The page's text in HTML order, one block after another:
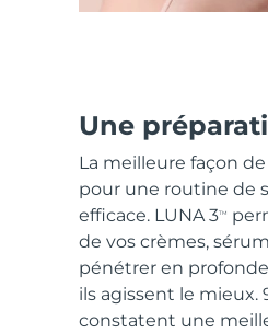
Une
La meilleure façon
pour une routine de
efficace. LUNA 3TM
de vos crèmes,
pénétrer en
ils agissent le mieux.
constatent une